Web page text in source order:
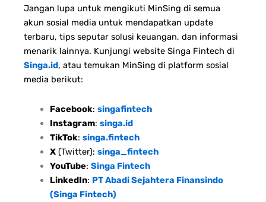
Jangan lupa untuk mengikuti MinSing di semua
akun sosial media untuk mendapatkan update
terbaru, tips seputar solusi keuangan, dan informasi
menarik lainnya. Kunjungi website Singa Fintech di
Singa.id, atau temukan MinSing di platform sosial
media berikut:
Facebook: singafintech
Instagram: singa.id
TikTok: singa.fintech
X(Twitter): singa_fintech
YouTube: Singa Fintech
LinkedIn: PT Abadi Sejahtera Finansindo
(Singa Fintech)